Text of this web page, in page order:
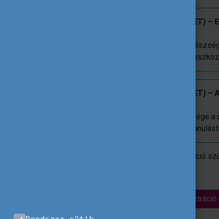
2. 2026. március 23. 14:00-15:30 (CET)
Téma: A digitális jóllét és mentális
önkéntesek helyzetére és a digitális
3. 2026. március 30. 14:00-15:30 (CET)
Téma: A kritikus gondolkodás jelentősége
használata során, a kockázatok és a
Mindhárom webináriumra külön regisztráció